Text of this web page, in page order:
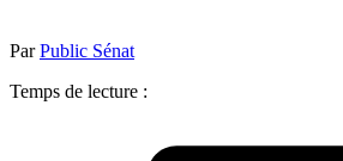
ParPublic Sénat
Temps de lecture :